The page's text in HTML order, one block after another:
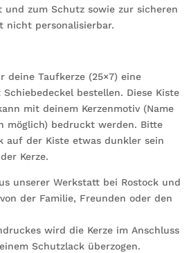
und zum Schutz sowie zur sicheren
nicht personalisierbar.
Taufkerze (25×7) eine
bestellen. Diese Kiste
mit deinem Kerzenmotiv (Name
möglich) bedruckt werden. Bitte
auf der Kiste etwas dunkler sein
Kerze.
unserer Werkstatt bei Rostock und
der Familie, Freunden oder den
wird die Kerze im Anschluss
Schutzlack überzogen.